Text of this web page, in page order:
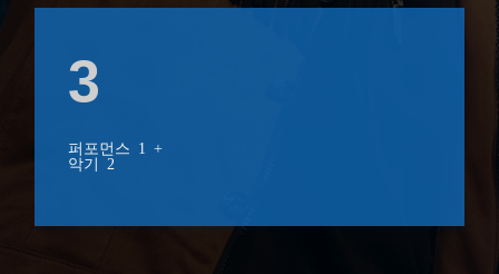
3
퍼포먼스 1 +
악기 2